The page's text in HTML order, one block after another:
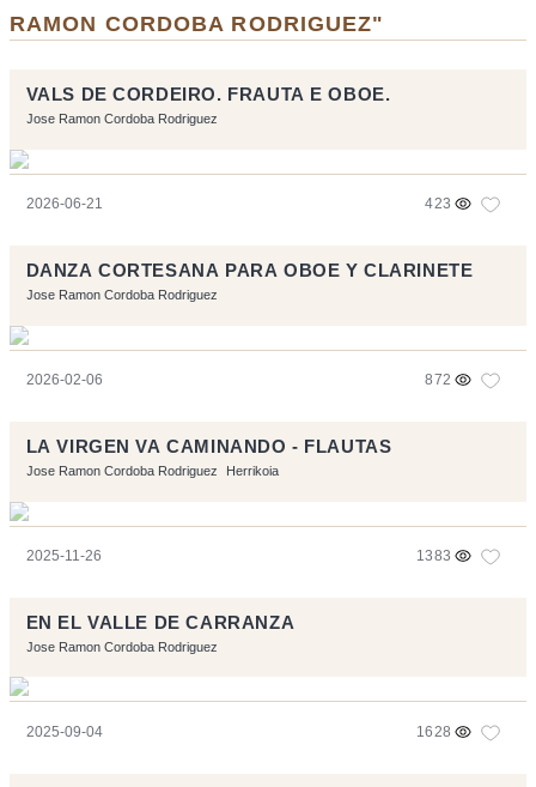
RAMON CORDOBA RODRIGUEZ"
VALS DE CORDEIRO. FRAUTA E OBOE.
Jose Ramon Cordoba Rodriguez
2026-06-21 423
DANZA CORTESANA PARA OBOE Y CLARINETE
Jose Ramon Cordoba Rodriguez
2026-02-06 872
LA VIRGEN VA CAMINANDO - FLAUTAS
Jose Ramon Cordoba Rodriguez Herrikoia
2025-11-26 1383
EN EL VALLE DE CARRANZA
Jose Ramon Cordoba Rodriguez
2025-09-04 1628